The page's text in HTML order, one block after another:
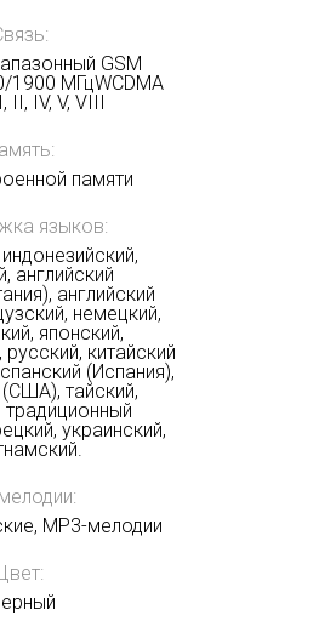
GSM
1900 МГцWCDMA
II, IV, V, VIII
памяти
языков:
английский
английский
немецкий,
японский,
русский, китайский
(Испания),
(США), тайский,
традиционный
украинский,
MP3-мелодии
на почту